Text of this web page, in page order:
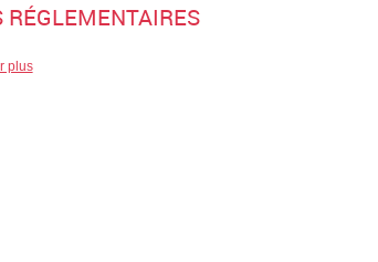
RÉGLEMENTAIRES
plus